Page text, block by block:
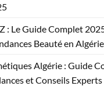
: Le Guide Complet
Beauté en Algérie
Algérie : Guide
et Conseils Experts